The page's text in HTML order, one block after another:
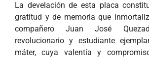
La develación de esta placa
gratitud y de memoria que
compañero Juan José
revolucionario y estudiante
máter, cuya valentía y